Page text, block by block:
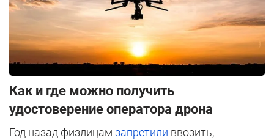
Как и где можно получить
удостоверение оператора дрона
Год назад физлицам запретили ввозить,